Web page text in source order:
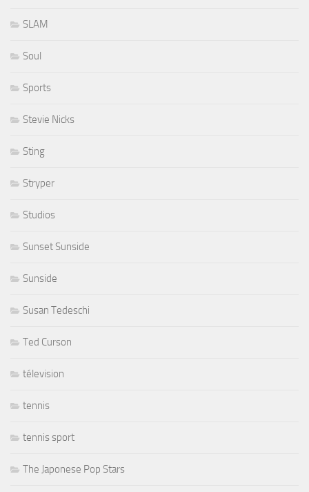
SLAM
Soul
Sports
Stevie Nicks
Sting
Stryper
Studios
Sunset Sunside
Sunside
Susan Tedeschi
Ted Curson
télevision
tennis
tennis sport
The Japonese Pop Stars